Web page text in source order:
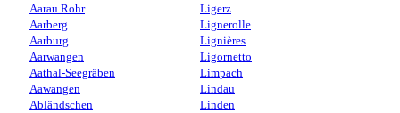
Aarau Rohr
Aarberg
Aarburg
Aarwangen
Aathal-Seegräben
Aawangen
Abländschen
Ligerz
Lignerolle
Lignières
Ligornetto
Limpach
Lindau
Linden